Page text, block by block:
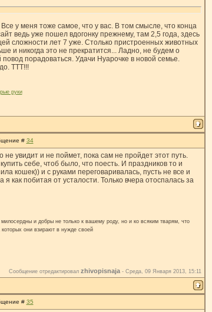
у меня тоже самое, что у вас. В том смысле, что конца
ведь уже пошел вдогонку прежнему, там 2,5 года, здесь
сложности лет 7 уже. Столько пристроенных животных
и никогда это не прекратится... Ладно, не будем о
повод порадоваться. Удачи Нуарочке в новой семье.
ТТТ!!!
руки
# 34
увидит и не поймет, пока сам не пройдет этот путь.
себе, чтоб было, что поесть. И праздников то и
кошек)) и с руками переговаривалась, пусть не все и
как побитая от усталости. Только вчера отоспалась за
и добры не только к вашему роду, но и ко всяким тварям, что
они взирают в нужде своей
Сообщение отредактировал zhivopisnaja- Среда, 09 Января 2013, 15:11
# 35